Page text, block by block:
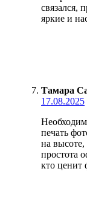
связался,
яркие и
Тамара
17.08.2025
печать
на
простота
кто ценит